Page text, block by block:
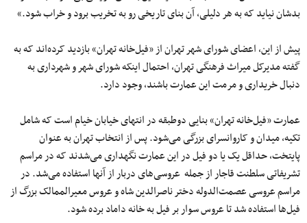
بدشان نیاید که به هر دلیلی، آن بنای تاریخی رو به تخریب برود و خراب شود.»
پیش از این، اعضای شورای شهر تهران از «فیل‌خانه تهران» بازدید کرده‌اند که به
گفته مدیرکل میراث فرهنگی تهران، احتمال اینکه شورای شهر و شهرداری به
دنبال خریداری و مرمت این عمارت باشند، وجود دارد.
عمارت «فیل‌خانه تهران» بنایی دوطبقه در انتهای خیابان خیام است که شامل
تکیه، میدان و کاروانسرای بزرگی می‌شود. پس از انتخاب تهران به عنوان
پایتخت، حداقل یک یا دو فیل در این عمارت نگهداری می‌شدند که در مراسم‌
تشریفاتی سلطنت قاجار از جمله عروسی‌های دربار از آنها استفاده می‌شد. در
مراسم عروسی عصمت‌الدوله دختر ناصرالدین شاه و عروس معیرالممالک بزرگ از
فیل‌ها استفاده شد تا عروس سوار بر فیل به خانه داماد برده شود.